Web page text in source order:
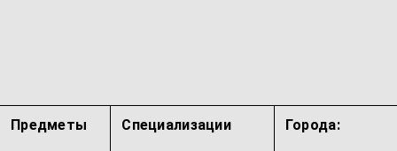
Предметы Специализации Города: